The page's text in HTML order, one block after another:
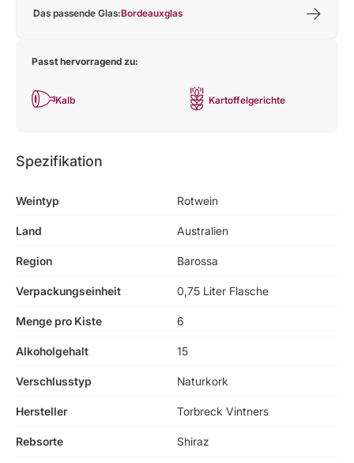
Das passende Glas:Bordeauxglas
Passt hervorragend zu:
Kalb Kartoffelgerichte
Spezifikation
Weintyp Rotwein
Land Australien
Region Barossa
Verpackungseinheit 0,75 Liter Flasche
Menge pro Kiste 6
Alkoholgehalt 15
Verschlusstyp Naturkork
Hersteller Torbreck Vintners
Rebsorte Shiraz